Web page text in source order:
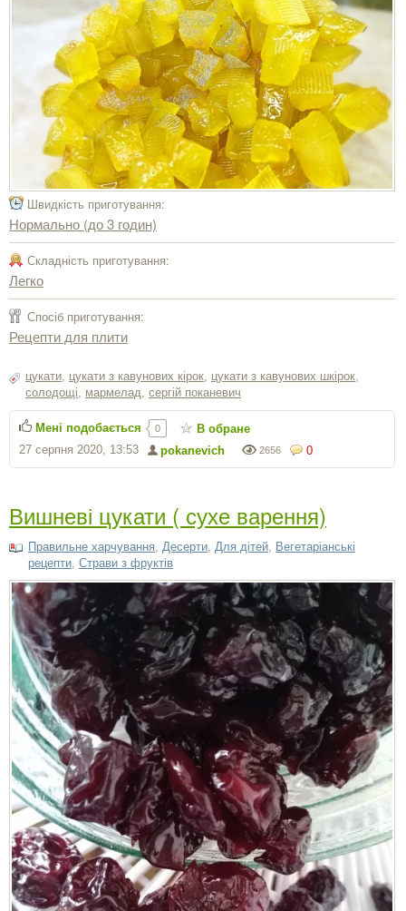
Швидкість приготування:
Нормально (до 3 годин)
Складність приготування:
Легко
Спосіб приготування:
Рецепти для плити
цукати цукати з кавунових кірок цукати з кавунових шкірок
солодощі
мармелад сергiй поканевич
0
2656
pokanevich
27 серпня 2020, 13:53
Мені подобається 0 В обране
Вишневі цукати ( сухе варення)
Правильне харчування Десерти Для дітей Вегетаріанські
рецепти Страви з фруктів